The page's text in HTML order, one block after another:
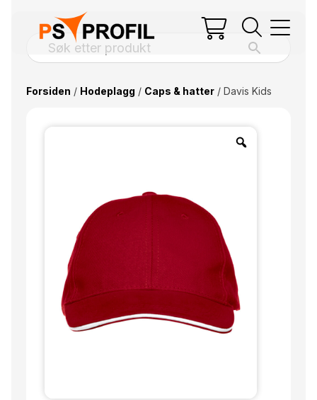
Forsiden / Hodeplagg / Caps & hatter/ Davis Kids